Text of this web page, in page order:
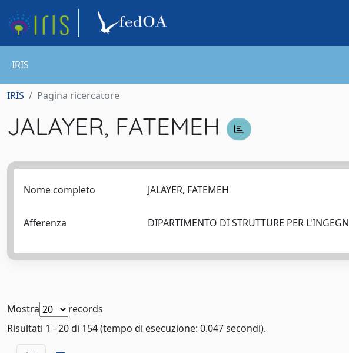
IRIS
IRIS Pagina ricercatore
JALAYER, FATEMEH
Nome completo JALAYER, FATEMEH
Afferenza DIPARTIMENTO DI STRUTTURE PER
Mostra
records
Risultati 1 - 20 di 154 (tempo di esecuzione: 0.047 secondi).